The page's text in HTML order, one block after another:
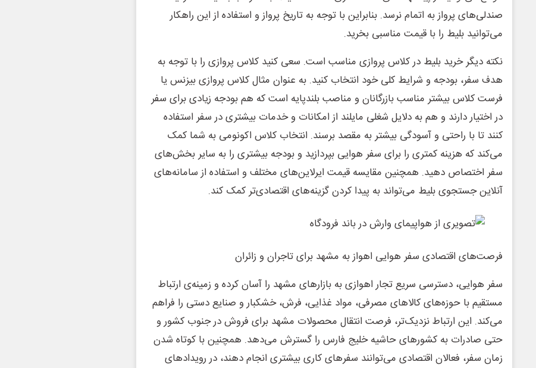
صندلی‌های پرواز به اتمام نرسد. بنابراین با توجه به تاریخ پرواز و استفاده از این راهکار
می‌توانید بلیط را با قیمت مناسبی بخرید.
نکته دیگر خرید بلیط در کلاس پروازی مناسب است. سعی کنید کلاس پروازی را با توجه به
هدف سفر، بودجه و شرایط کلی خود انتخاب کنید. به عنوان مثال کلاس پروازی بیزنس یا
فرست کلاس بیشتر مناسب بازرگانان و مناصب بلندپایه است که هم بودجه زیادی برای سفر
در اختیار دارند و هم به دلایل شغلی مایلند از امکانات و خدمات بیشتری در سفر استفاده
کنند تا با راحتی و آسودگی بیشتر به مقصد برسند. انتخاب کلاس اکونومی به شما کمک
می‌کند که هزینه کمتری را برای سفر هوایی بپردازید و بودجه بیشتری را به سایر بخش‌های
سفر اختصاص دهید. همچنین مقایسه قیمت ایرلاین‌های مختلف و استفاده از سامانه‌های
آنلاین جستجوی بلیط می‌تواند به پیدا کردن گزینه‌های اقتصادی‌تر کمک کند.
فرصت‌های اقتصادی سفر هوایی اهواز به مشهد برای تاجران و زائران
سفر هوایی، دسترسی سریع تجار اهوازی به بازارهای مشهد را آسان کرده و زمینه‌ی ارتباط
مستقیم با حوزه‌های کالاهای مصرفی، مواد غذایی، فرش، خشکبار و صنایع دستی را فراهم
می‌کند. این ارتباط نزدیک‌تر، فرصت انتقال محصولات مشهد برای فروش در جنوب کشور و
حتی صادرات به کشورهای حاشیه خلیج فارس را گسترش می‌دهد. همچنین با کوتاه شدن
زمان سفر، فعالان اقتصادی می‌توانند سفرهای کاری بیشتری انجام دهند، در رویدادهای